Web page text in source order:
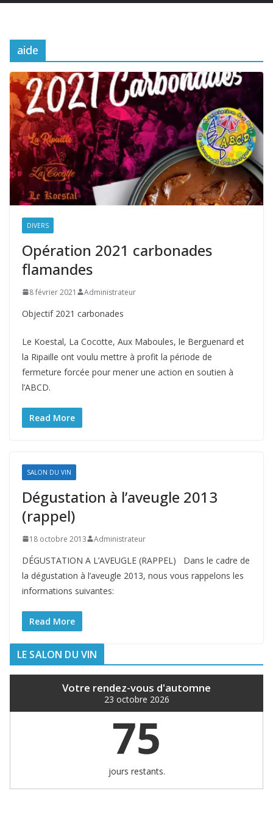
aide
DIVERS
Opération 2021 carbonades
flamandes
8 février 2021 Administrateur
Objectif 2021 carbonades
Le Koestal, La Cocotte, Aux Maboules, le Berguenard et
la Ripaille ont voulu mettre à profit la période de
fermeture forcée pour mener une action en soutien à
l’ABCD.
Read More
SALON DU VIN
Dégustation à l’aveugle 2013
(rappel)
18 octobre 2013 Administrateur
DÉGUSTATION A L’AVEUGLE (RAPPEL) Dans le cadre de
la dégustation à l’aveugle 2013, nous vous rappelons les
informations suivantes:
Read More
LE SALON DU VIN
Votre rendez-vous d'automne
23 octobre 2026
75
jours restants.